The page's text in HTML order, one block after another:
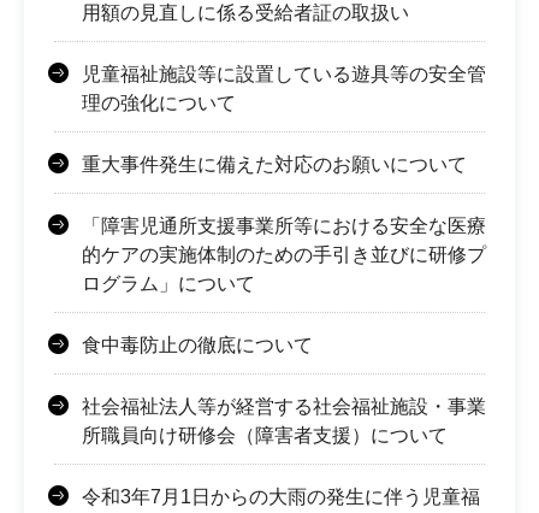
用額の見直しに係る受給者証の取扱い
児童福祉施設等に設置している遊具等の安全管
理の強化について
重大事件発生に備えた対応のお願いについて
「障害児通所支援事業所等における安全な医療
的ケアの実施体制のための手引き並びに研修プ
ログラム」について
食中毒防止の徹底について
社会福祉法人等が経営する社会福祉施設・事業
所職員向け研修会（障害者支援）について
令和3年7月1日からの大雨の発生に伴う児童福